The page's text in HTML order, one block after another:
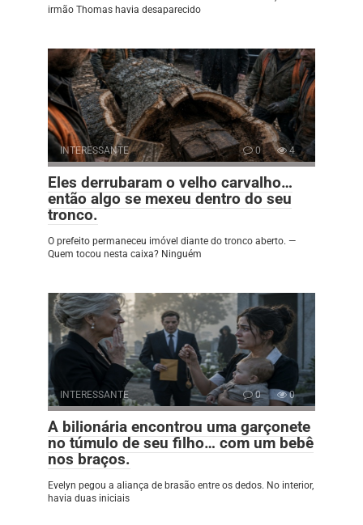
irmão Thomas havia desaparecido
INTERESSANTE 0 4
Eles derrubaram o velho carvalho…
então algo se mexeu dentro do seu
tronco.
O prefeito permaneceu imóvel diante do tronco aberto. —
Quem tocou nesta caixa? Ninguém
INTERESSANTE 0 0
A bilionária encontrou uma garçonete
no túmulo de seu filho… com um bebê
nos braços.
Evelyn pegou a aliança de brasão entre os dedos. No interior,
havia duas iniciais